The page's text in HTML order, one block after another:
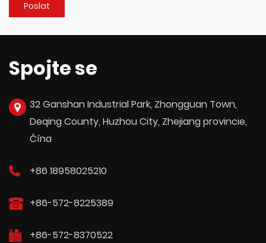
Spojte se
32 Ganshan Industrial Park, Zhongguan Town,
Deqing County, Huzhou City, Zhejiang provincie,
Čína
+86 18958025210
+86-572-8225389
+86-572-8370522